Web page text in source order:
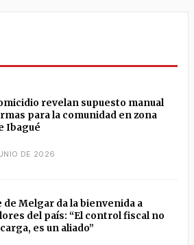
revelan supuesto manual
para la comunidad en zona
Ibagué
DE 2026
de Melgar da la bienvenida a
del país: “El control fiscal no
es un aliado”